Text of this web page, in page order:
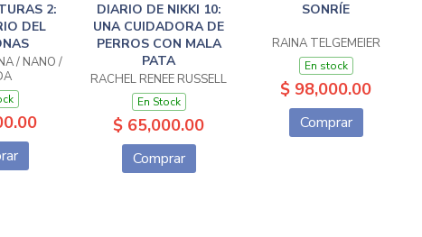
2:
DEL
/ NANO /
DIARIO DE NIKKI 10:
UNA CUIDADORA DE
PERROS CON MALA
PATA
RACHEL RENEE RUSSELL
En Stock
$ 65,000.00
Comprar
SONRÍE
RAINA TELGEMEIER
En stock
$ 98,000.00
Comprar